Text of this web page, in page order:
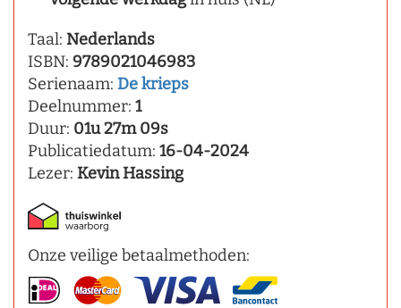
Taal: Nederlands
ISBN: 9789021046983
Serienaam: De krieps
Deelnummer: 1
Duur: 01u 27m 09s
Publicatiedatum: 16-04-2024
Lezer: Kevin Hassing
Onze veilige betaalmethoden: